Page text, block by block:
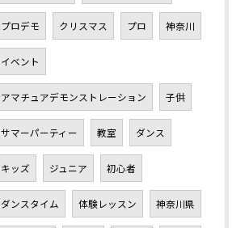
プロデモ クリスマス プロ 神奈川
イベント
アマチュアデモンストレーション 子供
サマーパーティー 教室 ダンス
キッズ ジュニア 初心者
ダンスタイム 体験レッスン 神奈川県